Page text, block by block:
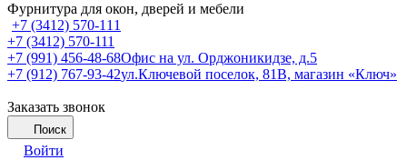
Фурнитура для окон, дверей и мебели
+7 (3412) 570-111
+7 (3412) 570-111
+7 (991) 456-48-68Офис на ул. Орджоникидзе, д.5
+7 (912) 767-93-42ул.Ключевой поселок, 81В, магазин «Ключ»
Заказать звонок
Поиск
Войти